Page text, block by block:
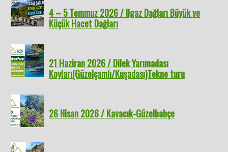
4 – 5 Temmuz 2026 / Ilgaz Dağları Büyük ve
Küçük Hacet Dağları
21 Haziran 2026 / Dilek Yarımadası
Koyları(Güzelçamlı/Kuşadası)Tekne turu
26 Nisan 2026 / Kavacık-Güzelbahçe